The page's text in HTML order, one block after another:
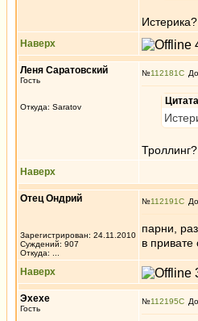
Истерика?
Наверх
Леня Саратовский
Гость
Откуда: Saratov
№112181
Троллинг?
Наверх
Отец Ондрий
Зарегистрирован: 24.11.2010
Суждений: 907
Откуда: ...
№112191
парни,
в
Наверх
Эхехе
Гость
№112195